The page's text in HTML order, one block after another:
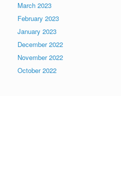
March 2023
February 2023
January 2023
December 2022
November 2022
October 2022